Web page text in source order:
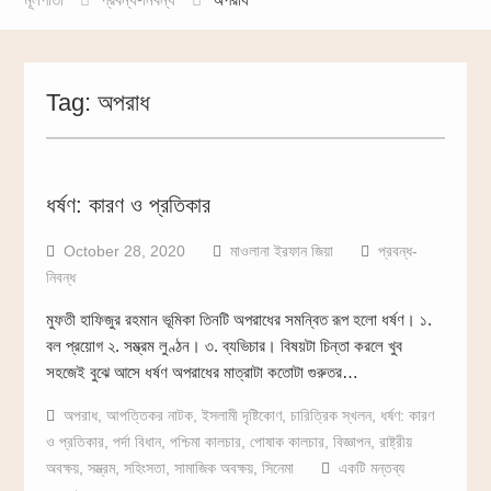
Tag: অপরাধ
ধর্ষণ: কারণ ও প্রতিকার
October 28, 2020 মাওলানা ইরফান জিয়া
প্রবন্ধ-
নিবন্ধ
মুফতী হাফিজুর রহমান ভূমিকা তিনটি অপরাধের সমন্বিত রূপ হলো ধর্ষণ। ১.
বল প্রয়োগ ২. সম্ভ্রম লুণ্ঠন। ৩. ব্যভিচার। বিষয়টা চিন্তা করলে খুব
সহজেই বুঝে আসে ধর্ষণ অপরাধের মাত্রাটা কতোটা গুরুতর…
অপরাধ, আপত্তিকর নাটক, ইসলামী দৃষ্টিকোণ, চারিত্রিক স্খলন, ধর্ষণ: কারণ
ও প্রতিকার, পর্দা বিধান, পশ্চিমা কালচার, পোষাক কালচার, বিজ্ঞাপন, রাষ্ট্রীয়
অবক্ষয়, সম্ভ্রম, সহিংসতা, সামাজিক অবক্ষয়, সিনেমা
একটি মন্তব্য